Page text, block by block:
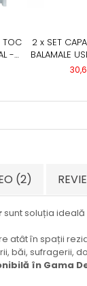
TOC
-
2 x SET
BALAMALE
(2)
sunt soluția
atât în spații
băi, sufragerii,
în Gama